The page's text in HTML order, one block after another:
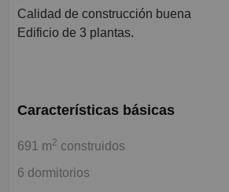
Calidad de construcción buena
Edificio de 3 plantas.
Características básicas
691 m2 construidos
6 dormitorios